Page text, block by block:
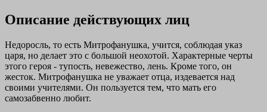
Описание действующих лиц
Недоросль, то есть Митрофанушка, учится, соблюдая указ
царя, но делает это с большой неохотой. Характерные черты
этого героя - тупость, невежество, лень. Кроме того, он
жесток. Митрофанушка не уважает отца, издевается над
своими учителями. Он пользуется тем, что мать его
самозабвенно любит.